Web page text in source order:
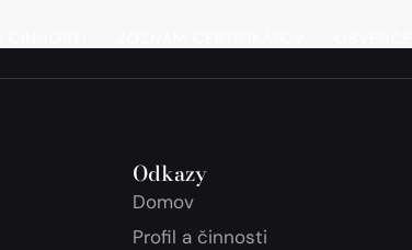
Odkazy
Domov
Profil a činnosti